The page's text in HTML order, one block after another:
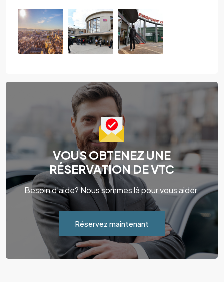
VOUS OBTENEZ UNE
RÉSERVATION DE VTC
Besoin d'aide? Nous sommes là pour vous aider.
Réservez maintenant